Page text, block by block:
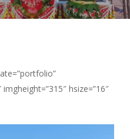
hsize=”16″